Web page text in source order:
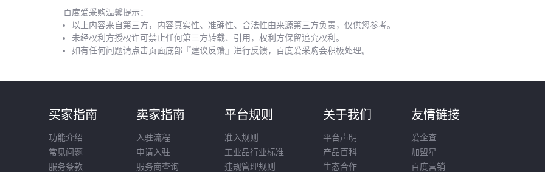
百度爱采购温馨提示：
以上内容来自第三方，内容真实性、准确性、合法性由来源第三方负责，仅供您参考。
未经权利方授权许可禁止任何第三方转载、引用，权利方保留追究权利。
如有任何问题请点击页面底部『建议反馈』进行反馈，百度爱采购会积极处理。
买家指南
功能介绍
常见问题
服务条款
卖家指南
入驻流程
申请入驻
服务商查询
平台规则
准入规则
工业品行业标准
违规管理规则
关于我们
平台声明
产品百科
生态合作
友情链接
爱企查
加盟星
百度营销